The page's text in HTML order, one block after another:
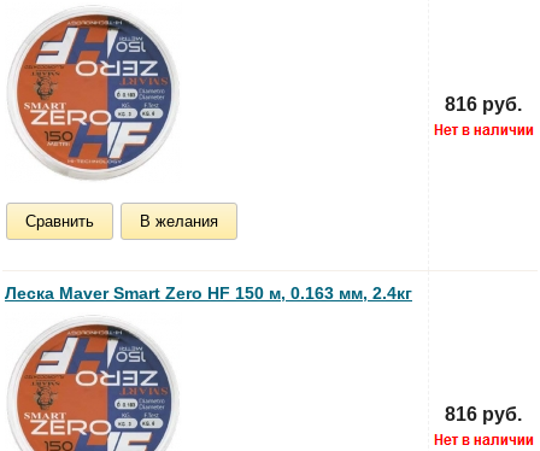
Сравнить В желания
816 руб.
Леска Maver Smart Zero HF 150 м, 0.163 мм, 2.4кг
816 руб.